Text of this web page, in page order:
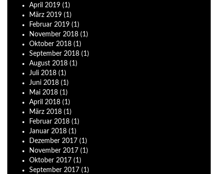
April 2019 (1)
März 2019 (1)
Februar 2019 (1)
November 2018 (1)
Oktober 2018 (1)
September 2018 (1)
August 2018 (1)
Juli 2018 (1)
Juni 2018 (1)
Mai 2018 (1)
April 2018 (1)
März 2018 (1)
Februar 2018 (1)
Januar 2018 (1)
Dezember 2017 (1)
November 2017 (1)
Oktober 2017 (1)
September 2017 (1)